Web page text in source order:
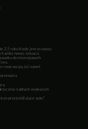
2,5 roku kiedy jest w naszej
każdej nowej sytuacji.
do nieznajomych
rozpraszają jej nawet
żadnych większych
przejeżdżające auto."